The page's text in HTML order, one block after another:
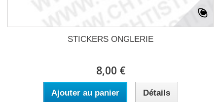
STICKERS ONGLERIE
8,00 €
Ajouter au panier Détails